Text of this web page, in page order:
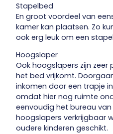
Stapelbed
En groot voordeel van
kamer kan plaatsen. Zo
ook erg leuk om een
Hoogslaper
Ook hoogslapers zijn
het bed vrijkomt.
inkomen door een trapje
omdat hier nog ruimte
eenvoudig het bureau
hoogslapers verkrijgbaar
oudere kinderen geschikt.